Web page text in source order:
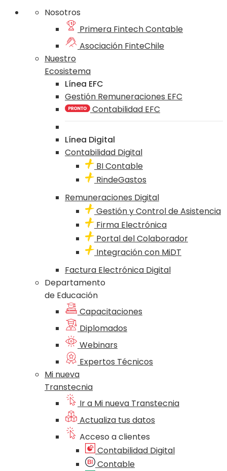
Nosotros
Primera Fintech Contable
Asociación FinteChile
Nuestro
Ecosistema
Línea EFC
Gestión Remuneraciones EFC
Contabilidad EFC
Línea Digital
Contabilidad Digital
BI Contable
RindeGastos
Remuneraciones Digital
Gestión y Control de Asistencia
Firma Electrónica
Portal del Colaborador
Integración con MiDT
Factura Electrónica Digital
Departamento
de Educación
Capacitaciones
Diplomados
Webinars
Expertos Técnicos
Mi nueva
Transtecnia
Ir a Mi nueva Transtecnia
Actualiza tus datos
Acceso a clientes
Contabilidad Digital
Contable